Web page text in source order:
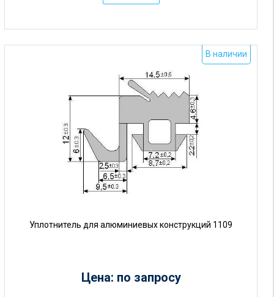
В наличии
Уплотнитель для алюминиевых конструкций 1109
Цена: по запросу